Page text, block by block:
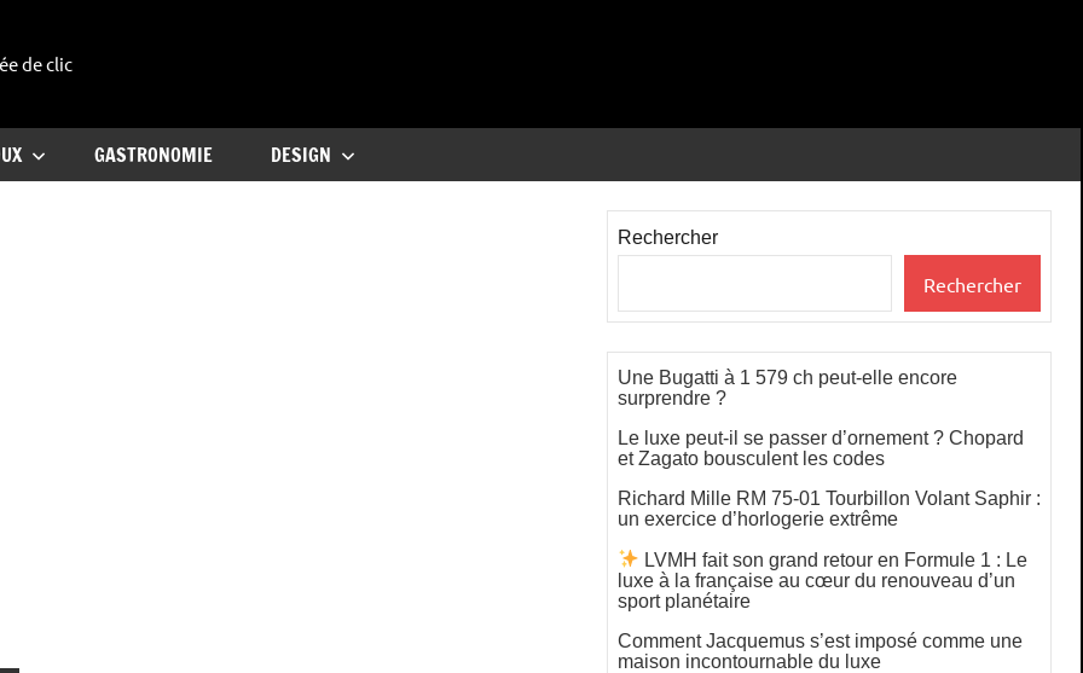
de clic
GASTRONOMIE DESIGN
Rechercher
Rechercher
Une Bugatti à 1 579 ch peut-elle encore
surprendre ?
Le luxe peut-il se passer d’ornement ? Chopard
et Zagato bousculent les codes
Richard Mille RM 75-01 Tourbillon Volant Saphir :
un exercice d’horlogerie extrême
LVMH fait son grand retour en Formule 1 : Le
luxe à la française au cœur du renouveau d’un
sport planétaire
Comment Jacquemus s’est imposé comme une
maison incontournable du luxe